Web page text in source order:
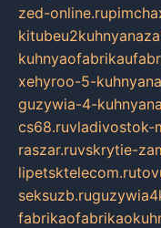
zed-online.ru
xehyroo-5-
guzywia-4-
cs68.ruvladivostok-
raszar.ruvskrytie-
lipetsktelecom.ru
seksuzb.ru